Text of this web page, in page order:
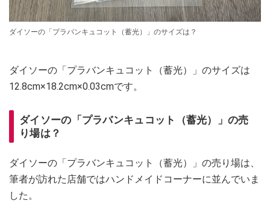
ダイソーの「プラバンキュコット（蓄光）」のサイズは？
ダイソーの「プラバンキュコット（蓄光）」のサイズは
12.8cm×18.2cm×0.03cmです。
ダイソーの「プラバンキュコット（蓄光）」の売
り場は？
ダイソーの「プラバンキュコット（蓄光）」の売り場は、
筆者が訪れた店舗ではハンドメイドコーナーに並んでいま
した。